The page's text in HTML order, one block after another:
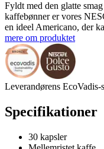
Fyldt med den glatte
kaffebønner er vores
en ideel Americano, der
mere om produktet
Leverandørens EcoVadis-
Specifikationer
30 kapsler